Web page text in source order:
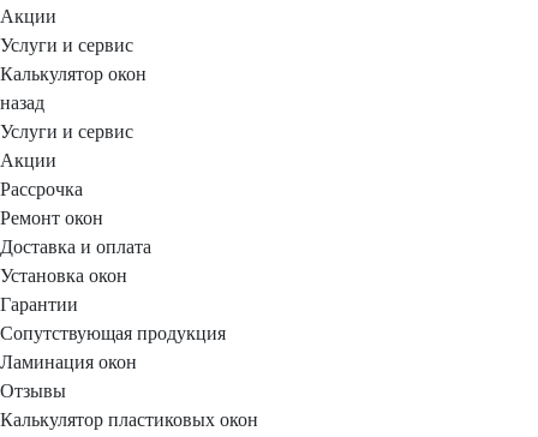
Акции
Услуги и сервис
Калькулятор окон
назад
Услуги и сервис
Акции
Рассрочка
Ремонт окон
Доставка и оплата
Установка окон
Гарантии
Сопутствующая продукция
Ламинация окон
Отзывы
Калькулятор пластиковых окон